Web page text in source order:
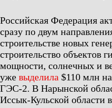
Российская Федерация
сразу по двум
строительстве новых
строительство объектов
мощности, солнечных и
уже выделила $110 млн
ГЭС-2. В Нарынской
Иссык-Кульской области